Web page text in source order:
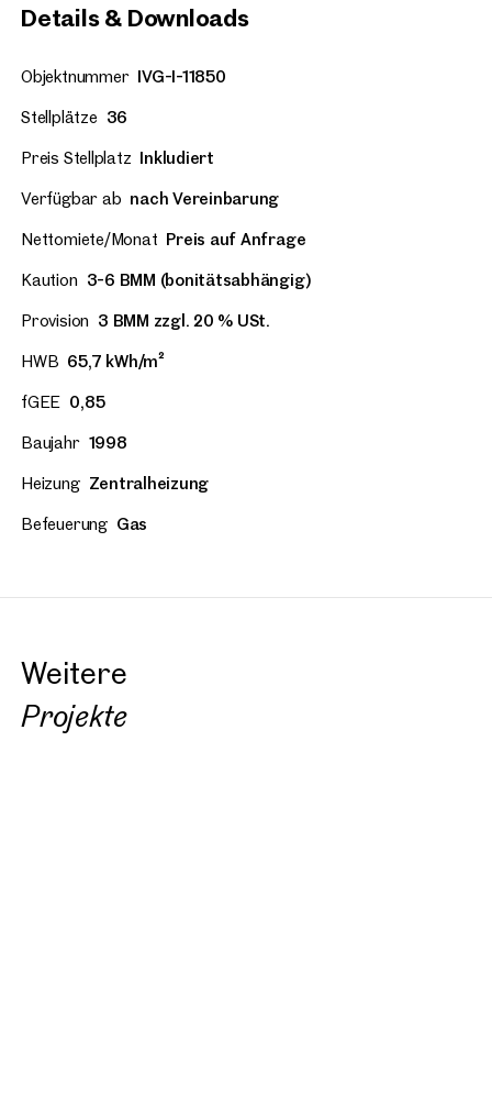
Details & Downloads
Objektnummer IVG-I-11850
Stellplätze 36
Preis Stellplatz Inkludiert
Verfügbar ab nach Vereinbarung
Nettomiete/Monat Preis auf Anfrage
Kaution 3-6 BMM (bonitätsabhängig)
Provision 3 BMM zzgl. 20 % USt.
HWB 65,7 kWh/m²
fGEE 0,85
Baujahr 1998
Heizung Zentralheizung
Befeuerung Gas
Weitere
Projekte